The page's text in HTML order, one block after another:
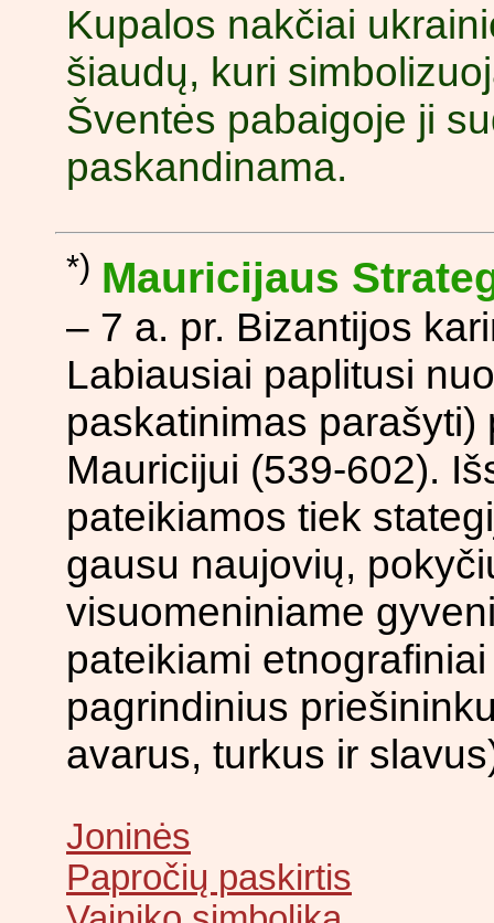
Kupalos nakčiai
šiaudų, kuri
Šventės pabaigoje ji
paskandinama.
*) Mauricijaus
– 7 a. pr. Bizantijos
Labiausiai paplitusi
paskatinimas
Mauricijui (539-602).
pateikiamos tiek
gausu naujovių,
visuomeniniame
pateikiami
pagrindinius
avarus, turkus ir
Joninės
Papročių paskirtis